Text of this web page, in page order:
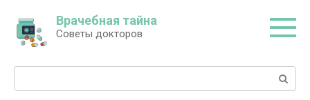
контенту
Врачебная тайна
Советы докторов
Поиск: